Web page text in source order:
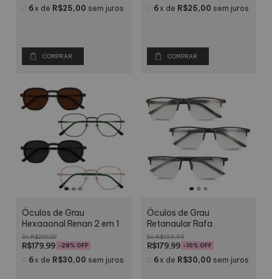
6 x de R$25,00 sem juros
COMPRAR
6 x de R$25,00 sem juros
COMPRAR
Óculos de Grau
Hexagonal Renan 2 em 1
R$250,00
R$179,99 -28% OFF
6 x de R$30,00 sem juros
Óculos de Grau
Retangular Rafa
R$199,99
R$179,99 -10% OFF
6 x de R$30,00 sem juros